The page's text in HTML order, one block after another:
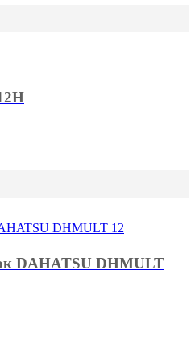
DAHATSU DHMULT